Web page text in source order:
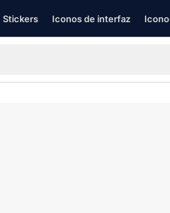
Stickers Iconos de interfaz